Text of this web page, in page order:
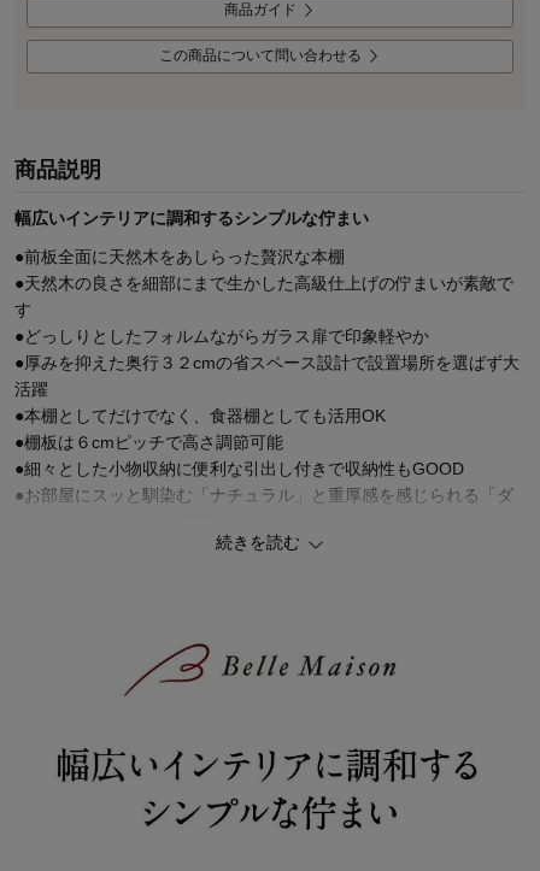
商品ガイド
この商品について問い合わせる
商品説明
幅広いインテリアに調和するシンプルな佇まい
●前板全面に天然木をあしらった贅沢な本棚
●天然木の良さを細部にまで生かした高級仕上げの佇まいが素敵で
す
●どっしりとしたフォルムながらガラス扉で印象軽やか
●厚みを抑えた奥行３２cmの省スペース設計で設置場所を選ばず大
活躍
●本棚としてだけでなく、食器棚としても活用OK
●棚板は６cmピッチで高さ調節可能
●細々とした小物収納に便利な引出し付きで収納性もGOOD
●お部屋にスッと馴染む「ナチュラル」と重厚感を感じられる「ダ
●角を落とした優しいデザインはお子様のいるご家庭にも◎
続きを読む